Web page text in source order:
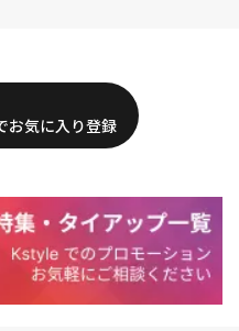
お気に入り登録